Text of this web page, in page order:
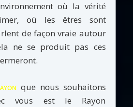
où la vérité
où les êtres sont
de façon vraie autour
ne se produit pas ces
que nous souhaitons
vous est le Rayon